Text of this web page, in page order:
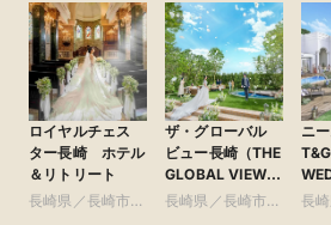
8/15(土),8/16(日)開催【連休BIG*
えチャペル×絶景W×コース試食フ
9:00～／10:00～／14:30～／
万円相当＊長崎牛＆オマール海老
ス無料試食。 さらに、海を望む2
式体験＆Suehiroドレス試着で花嫁
館特典：総額9.5万円相当ギフト
円優待 試食・挙式・ドレス・相談
体験がすべて詰まったALL体験フェ
ロイヤルチェス
ター長崎 ホテル
＆リトリート
長崎県／長崎市・
ザ・グローバル
ビュー長崎（THE
GLOBAL VIEW長
崎）
長崎県／長崎市・
ニ
T&G
イ
長